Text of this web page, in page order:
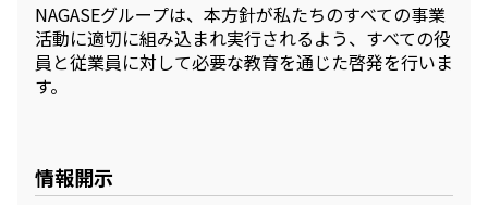
NAGASEグループは、本方針が私たちのすべての事業
活動に適切に組み込まれ実行されるよう、すべての役
員と従業員に対して必要な教育を通じた啓発を行いま
す。
情報開示